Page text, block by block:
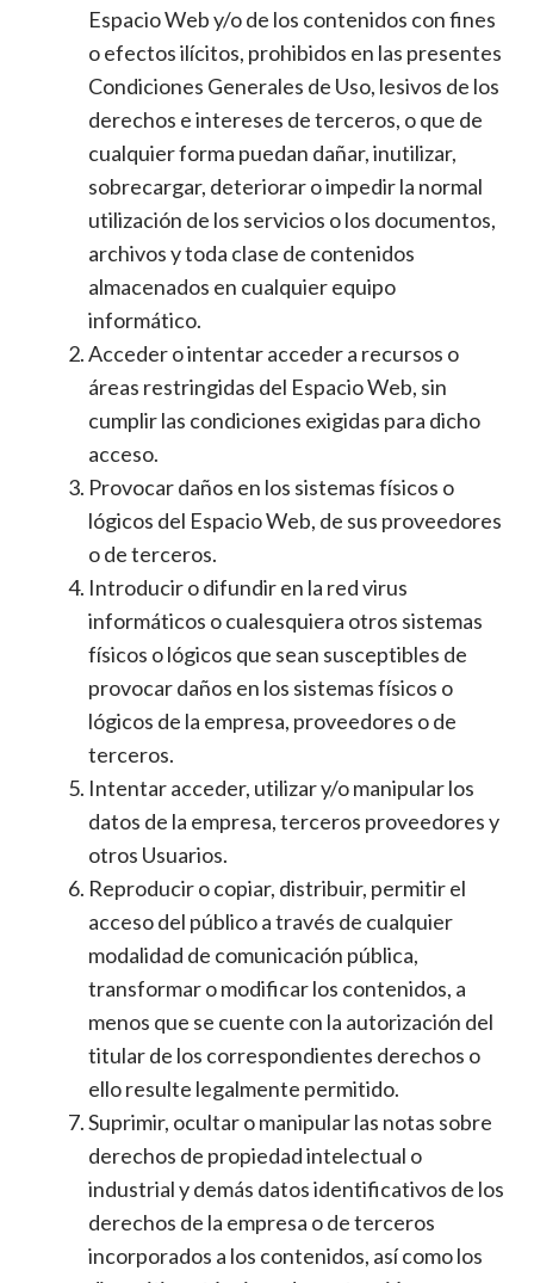
Espacio Web y/o de los contenidos con fines
o efectos ilícitos, prohibidos en las presentes
Condiciones Generales de Uso, lesivos de los
derechos e intereses de terceros, o que de
cualquier forma puedan dañar, inutilizar,
sobrecargar, deteriorar o impedir la normal
utilización de los servicios o los documentos,
archivos y toda clase de contenidos
almacenados en cualquier equipo
informático.
Acceder o intentar acceder a recursos o
áreas restringidas del Espacio Web, sin
cumplir las condiciones exigidas para dicho
acceso.
Provocar daños en los sistemas físicos o
lógicos del Espacio Web, de sus proveedores
o de terceros.
Introducir o difundir en la red virus
informáticos o cualesquiera otros sistemas
físicos o lógicos que sean susceptibles de
provocar daños en los sistemas físicos o
lógicos de la empresa, proveedores o de
terceros.
Intentar acceder, utilizar y/o manipular los
datos de la empresa, terceros proveedores y
otros Usuarios.
Reproducir o copiar, distribuir, permitir el
acceso del público a través de cualquier
modalidad de comunicación pública,
transformar o modificar los contenidos, a
menos que se cuente con la autorización del
titular de los correspondientes derechos o
ello resulte legalmente permitido.
Suprimir, ocultar o manipular las notas sobre
derechos de propiedad intelectual o
industrial y demás datos identificativos de los
derechos de la empresa o de terceros
incorporados a los contenidos, así como los